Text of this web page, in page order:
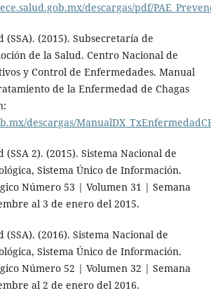
descargas/pdf/
(SSA). (2015). Subsecretaría de
de la Salud. Centro Nacional de
y Control de Enfermedades. Manual
de la Enfermedad de Chagas
descargas/
2). (2015). Sistema Nacional de
Sistema Único de Información.
Número 53 | Volumen 31 | Semana
al 3 de enero del 2015.
(SSA). (2016). Sistema Nacional de
Sistema Único de Información.
Número 52 | Volumen 32 | Semana
al 2 de enero del 2016.